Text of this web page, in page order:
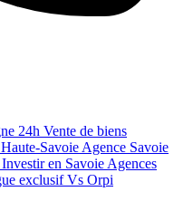
24h Vente de biens
Savoie Agence Savoie
Investir en Savoie Agences
exclusifVs Orpi